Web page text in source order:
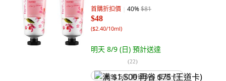
首購折扣價 40%$81
$48
($2.40/10ml)
明天 8/9 (日) 預計送達
(22)
满 $1,500 再省 $75 (王道卡)